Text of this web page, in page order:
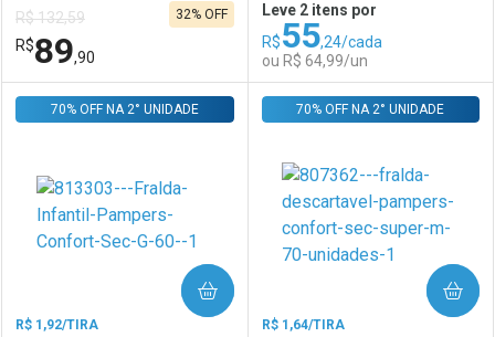
Comprar sem Desconto
Por R$ 89,90/cada
Comprar sem Desconto
Por R$ 89,90/cada
Comprar sem Desconto
Por R$ 89,90/cada
Comprar sem Desconto
Por R$ 89,90/cada
R$ 132,59
R$89,90
32% OFF
FECHAR
Laboratório
FECHAR
Por Menos
Leve 2 itens por
R$55,24/cada
ou R$ 64,99/un
Laboratório
Por Menos
R$ 1,92/TIRA
70% OFF NA 2° UNIDADE
COMPRAR
R$ 1,64/TIRA
70% OFF NA 2° UNIDADE
COMPRAR